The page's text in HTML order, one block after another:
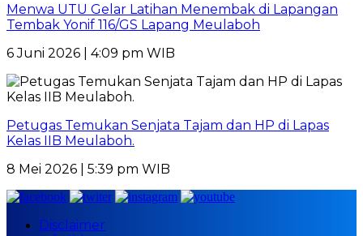
Menwa UTU Gelar Latihan Menembak di Lapangan
Tembak Yonif 116/GS Lapang Meulaboh
6 Juni 2026 | 4:09 pm WIB
Petugas Temukan Senjata Tajam dan HP di Lapas
Kelas IIB Meulaboh.
8 Mei 2026 | 5:39 pm WIB
Disclaimer